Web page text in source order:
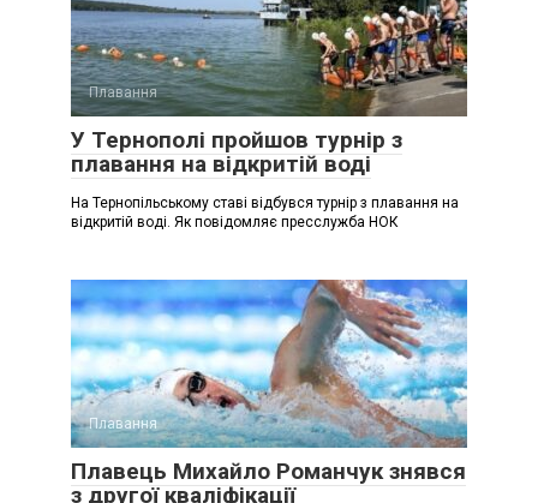
Плавання
У Тернополі пройшов турнір з
плавання на відкритій воді
На Тернопільському ставі відбувся турнір з плавання на
відкритій воді. Як повідомляє пресслужба НОК
Плавання
Плавець Михайло Романчук знявся
з другої кваліфікації